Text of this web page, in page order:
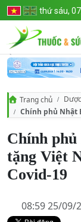
thứ sáu,
Trang chủ
Chính phủ Nhật
Chính
tặng Việt
Covid-19
08:59 25/09/